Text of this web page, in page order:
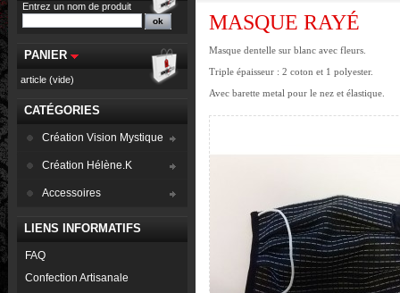
Entrez un nom de produit
PANIER
article (vide)
CATÉGORIES
Création Vision Mystique
Création Hélène.K
Accessoires
LIENS INFORMATIFS
FAQ
Confection Artisanale
MASQUE RAYÉ
Masque dentelle sur blanc avec fleurs.
Triple épaisseur : 2 coton et 1 polyester.
Avec barette metal pour le nez et élastique.